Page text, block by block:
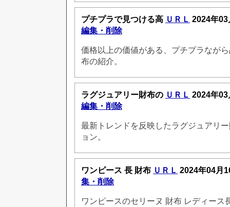
プチプラで見つける高 ＵＲＬ 2024年03
編集・削除
価格以上の価値がある、プチプラなが
布の紹介。
ラグジュアリー財布の ＵＲＬ 2024年03
編集・削除
最新トレンドを反映したラグジュアリ
ョン。
ワンピース 長 財布 ＵＲＬ 2024年04月
集・削除
ワンピースのセリーヌ 財布 レディース